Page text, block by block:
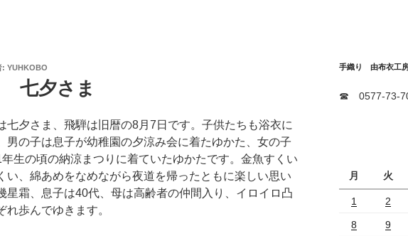
: YUHKOBO
七夕さま
七夕さま、飛騨は旧暦の8月7日です。子供たちも浴衣に
男の子は息子が幼稚園の夕涼み会に着たゆかた、女の子
生の頃の納涼まつりに着ていたゆかたです。金魚すくい
い、綿あめをなめながら夜道を帰ったともに楽しい思い
星霜、息子は40代、母は高齢者の仲間入り、イロイロ凸
れ歩んでゆきます。
手織り 由布衣工
☎ 0577-73-
月 火
1 2
8 9